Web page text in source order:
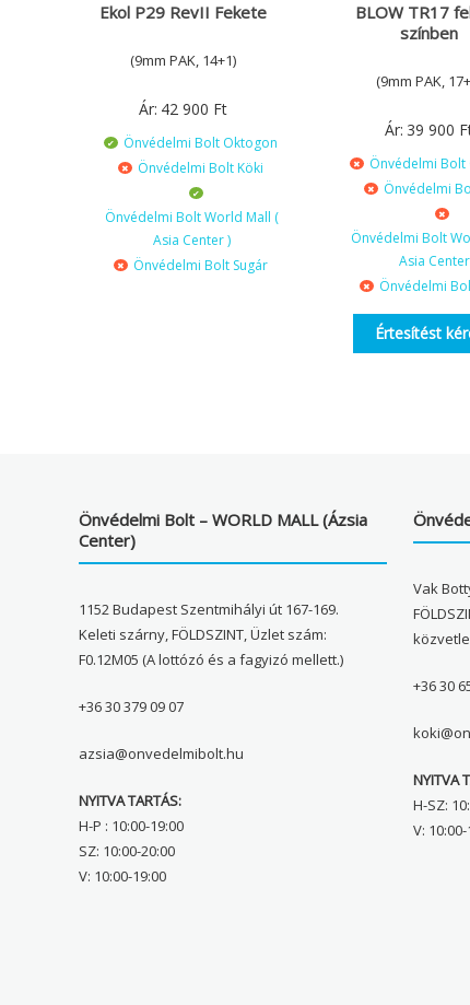
Ekol P29 RevII Fekete
(9mm PAK, 14+1)
Ár: 42 900 Ft
Önvédelmi Bolt Oktogon
Önvédelmi Bolt Köki
Önvédelmi Bolt World Mall (
Asia Center )
Önvédelmi Bolt Sugár
BLOW TR17
színben
(9mm PAK,
Ár: 39 900
Önvédelmi Bolt
Önvédelmi
Önvédelmi Bolt
Asia
Önvédelmi
Értesítést
Önvédelmi Bolt – WORLD MALL (Ázsia
Center)
1152 Budapest Szentmihályi út 167-169.
Keleti szárny, FÖLDSZINT, Üzlet szám:
F0.12M05 (A lottózó és a fagyizó mellett.)
+36 30 379 09 07
azsia@onvedelmibolt.hu
NYITVA TARTÁS:
H-P : 10:00-19:00
SZ: 10:00-20:00
V: 10:00-19:00
Vak
+36 30
NYITVA
H-SZ:
V: